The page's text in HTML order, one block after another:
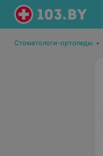
Стоматологи-ортопеды •